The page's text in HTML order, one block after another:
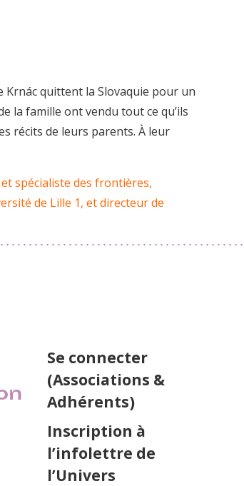
Krnác quittent la Slovaquie pour un
la famille ont vendu tout ce qu’ils
récits de leurs parents. À leur
spécialiste des frontières,
de Lille 1, et directeur de
Se connecter
(Associations &
Adhérents)
Inscription à
l’infolettre de
l’Univers